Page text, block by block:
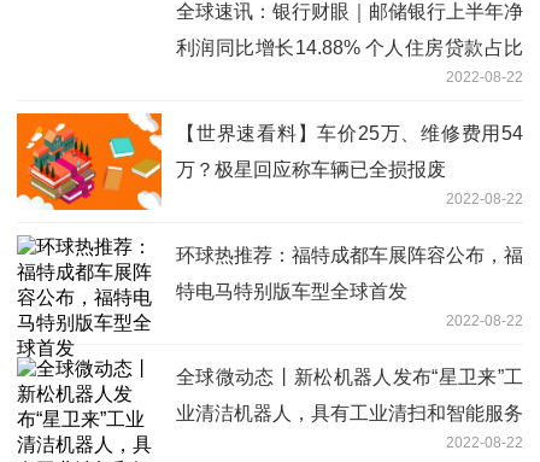
全球速讯：银行财眼｜邮储银行上半年净
利润同比增长14.88% 个人住房贷款占比
2022-08-22
【世界速看料】车价25万、维修费用54
万？极星回应称车辆已全损报废
2022-08-22
环球热推荐：福特成都车展阵容公布，福
特电马特别版车型全球首发
2022-08-22
全球微动态丨新松机器人发布“星卫来”工
业清洁机器人，具有工业清扫和智能服务
2022-08-22